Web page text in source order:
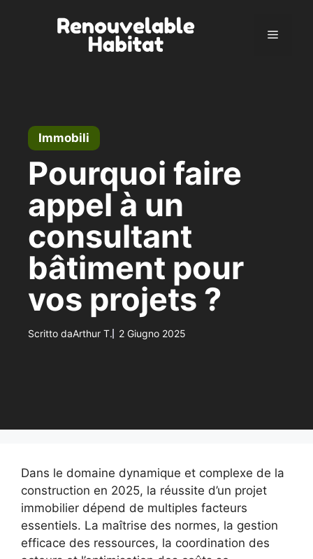
Menu
Immobili
Pourquoi faire
appel à un
consultant
bâtiment pour
vos projets ?
Scritto daArthur T. 2 Giugno 2025
Dans le domaine dynamique et complexe de la
construction en 2025, la réussite d’un projet
immobilier dépend de multiples facteurs
essentiels. La maîtrise des normes, la gestion
efficace des ressources, la coordination des